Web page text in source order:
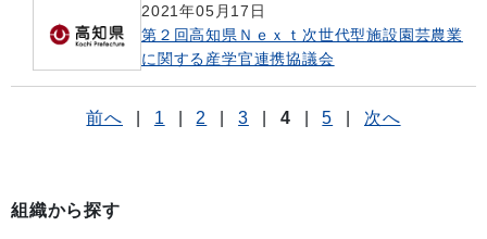
2021年05月17日
第２回高知県Ｎｅｘｔ次世代型施設園芸農業
に関する産学官連携協議会
前へ 1 2 3 4 5 次へ
組織から探す